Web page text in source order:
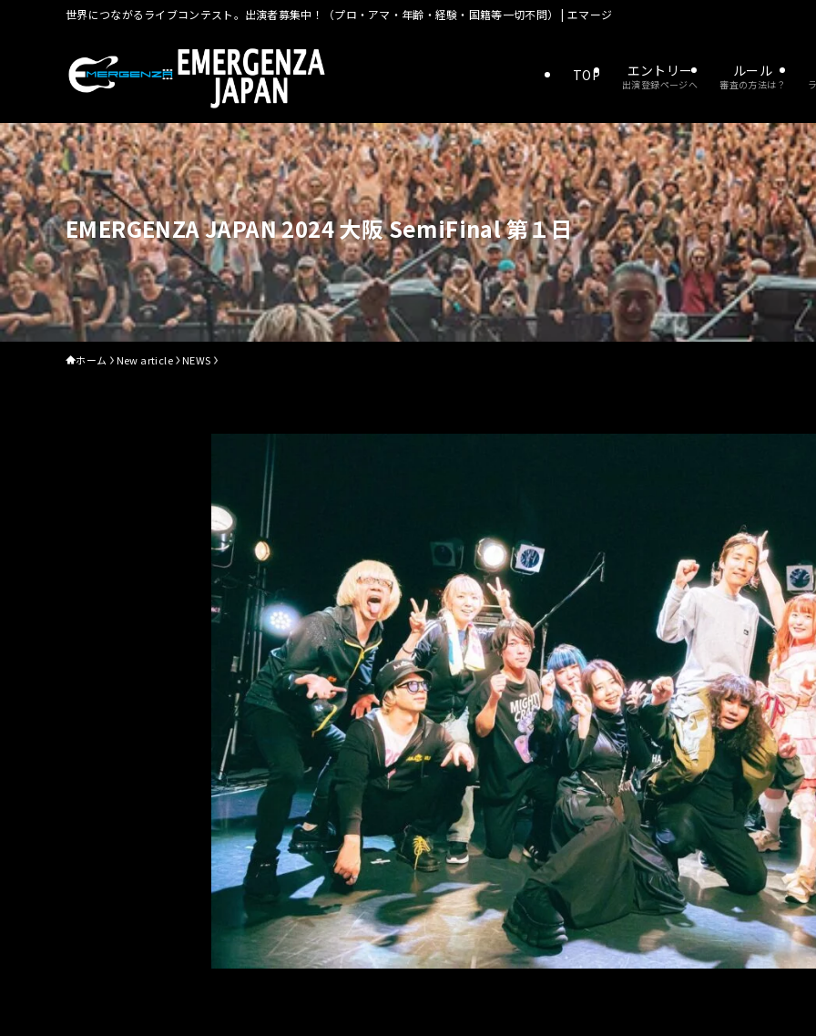
世界につながるライブコンテスト。出演者募集中！（プロ・アマ・年齢・経験・国籍等一切不問） | エマージェンザ 優勝でドイツの大型野外フェス
TOP エントリー
出演登録ページへ
ルール
審査の方法は？
EMERGENZA JAPAN 2024 大阪 SemiFinal 第１日
ホーム New article NEWS